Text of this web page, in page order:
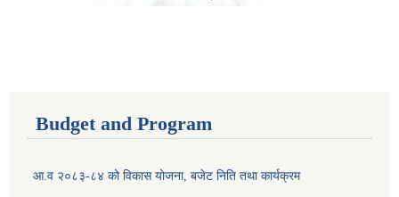
Budget and Program
आ.व २०८३-८४ को विकास योजना, बजेट निति तथा कार्यक्रम